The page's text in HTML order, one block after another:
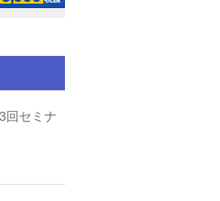
回セミナ